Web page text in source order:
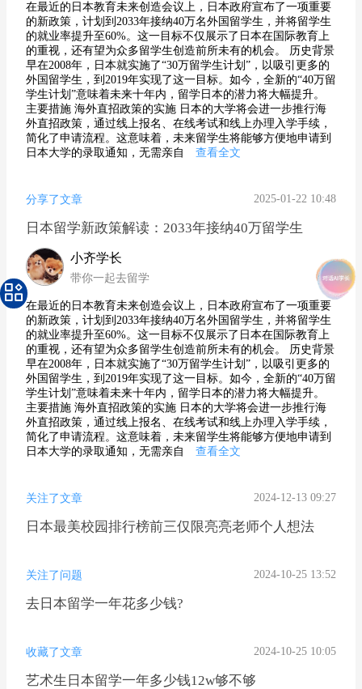
在最近的日本教育未来创造会议上，日本政府宣布了一项重要
的新政策，计划到2033年接纳40万名外国留学生，并将留学生
的就业率提升至60%。这一目标不仅展示了日本在国际教育上
的重视，还有望为众多留学生创造前所未有的机会。 历史背景
早在2008年，日本就实施了“30万留学生计划”，以吸引更多的
外国留学生，到2019年实现了这一目标。如今，全新的“40万留
学生计划”意味着未来十年内，留学日本的潜力将大幅提升。
主要措施 海外直招政策的实施 日本的大学将会进一步推行海
外直招政策，通过线上报名、在线考试和线上办理入学手续，
简化了申请流程。这意味着，未来留学生将能够方便地申请到
日本大学的录取通知，无需亲自
查看全文
分享了文章 2025-01-22 10:48
日本留学新政策解读：2033年接纳40万留学生
小齐学长
带你一起去留学
在最近的日本教育未来创造会议上，日本政府宣布了一项重要
的新政策，计划到2033年接纳40万名外国留学生，并将留学生
的就业率提升至60%。这一目标不仅展示了日本在国际教育上
的重视，还有望为众多留学生创造前所未有的机会。 历史背景
早在2008年，日本就实施了“30万留学生计划”，以吸引更多的
外国留学生，到2019年实现了这一目标。如今，全新的“40万留
学生计划”意味着未来十年内，留学日本的潜力将大幅提升。
主要措施 海外直招政策的实施 日本的大学将会进一步推行海
外直招政策，通过线上报名、在线考试和线上办理入学手续，
简化了申请流程。这意味着，未来留学生将能够方便地申请到
日本大学的录取通知，无需亲自
查看全文
关注了文章 2024-12-13 09:27
日本最美校园排行榜前三仅限亮亮老师个人想法
关注了问题 2024-10-25 13:52
去日本留学一年花多少钱?
收藏了文章 2024-10-25 10:05
艺术生日本留学一年多少钱12w够不够